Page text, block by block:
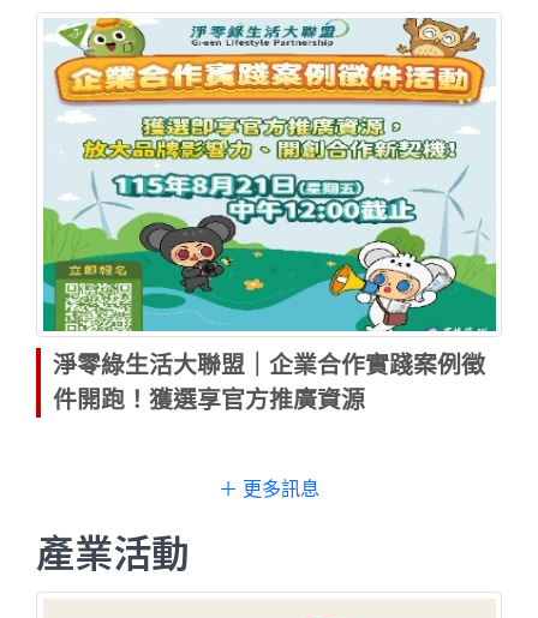
淨零綠生活大聯盟｜企業合作實踐案例徵
件開跑！獲選享官方推廣資源
＋ 更多訊息
產業活動